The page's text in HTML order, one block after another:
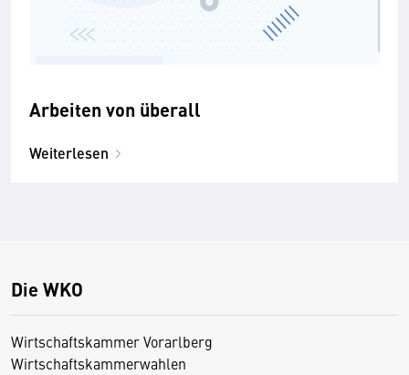
Arbeiten von überall
Weiterlesen
Die WKO
Wirtschaftskammer Vorarlberg
Wirtschaftskammerwahlen